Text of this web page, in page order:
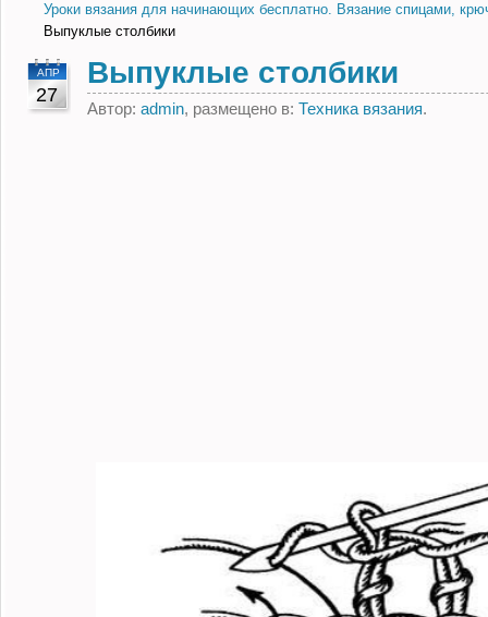
Уроки вязания для начинающих бесплатно. Вязание спицами,
Выпуклые столбики
АПР
27
Выпуклые столбики
Автор: admin, размещено в: Техника вязания.